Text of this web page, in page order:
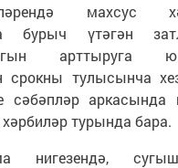
махсус
бурыч үтәгән
арттыруга
срокны тулысынча
сәбәпләр
турында бара.
нигезендә,